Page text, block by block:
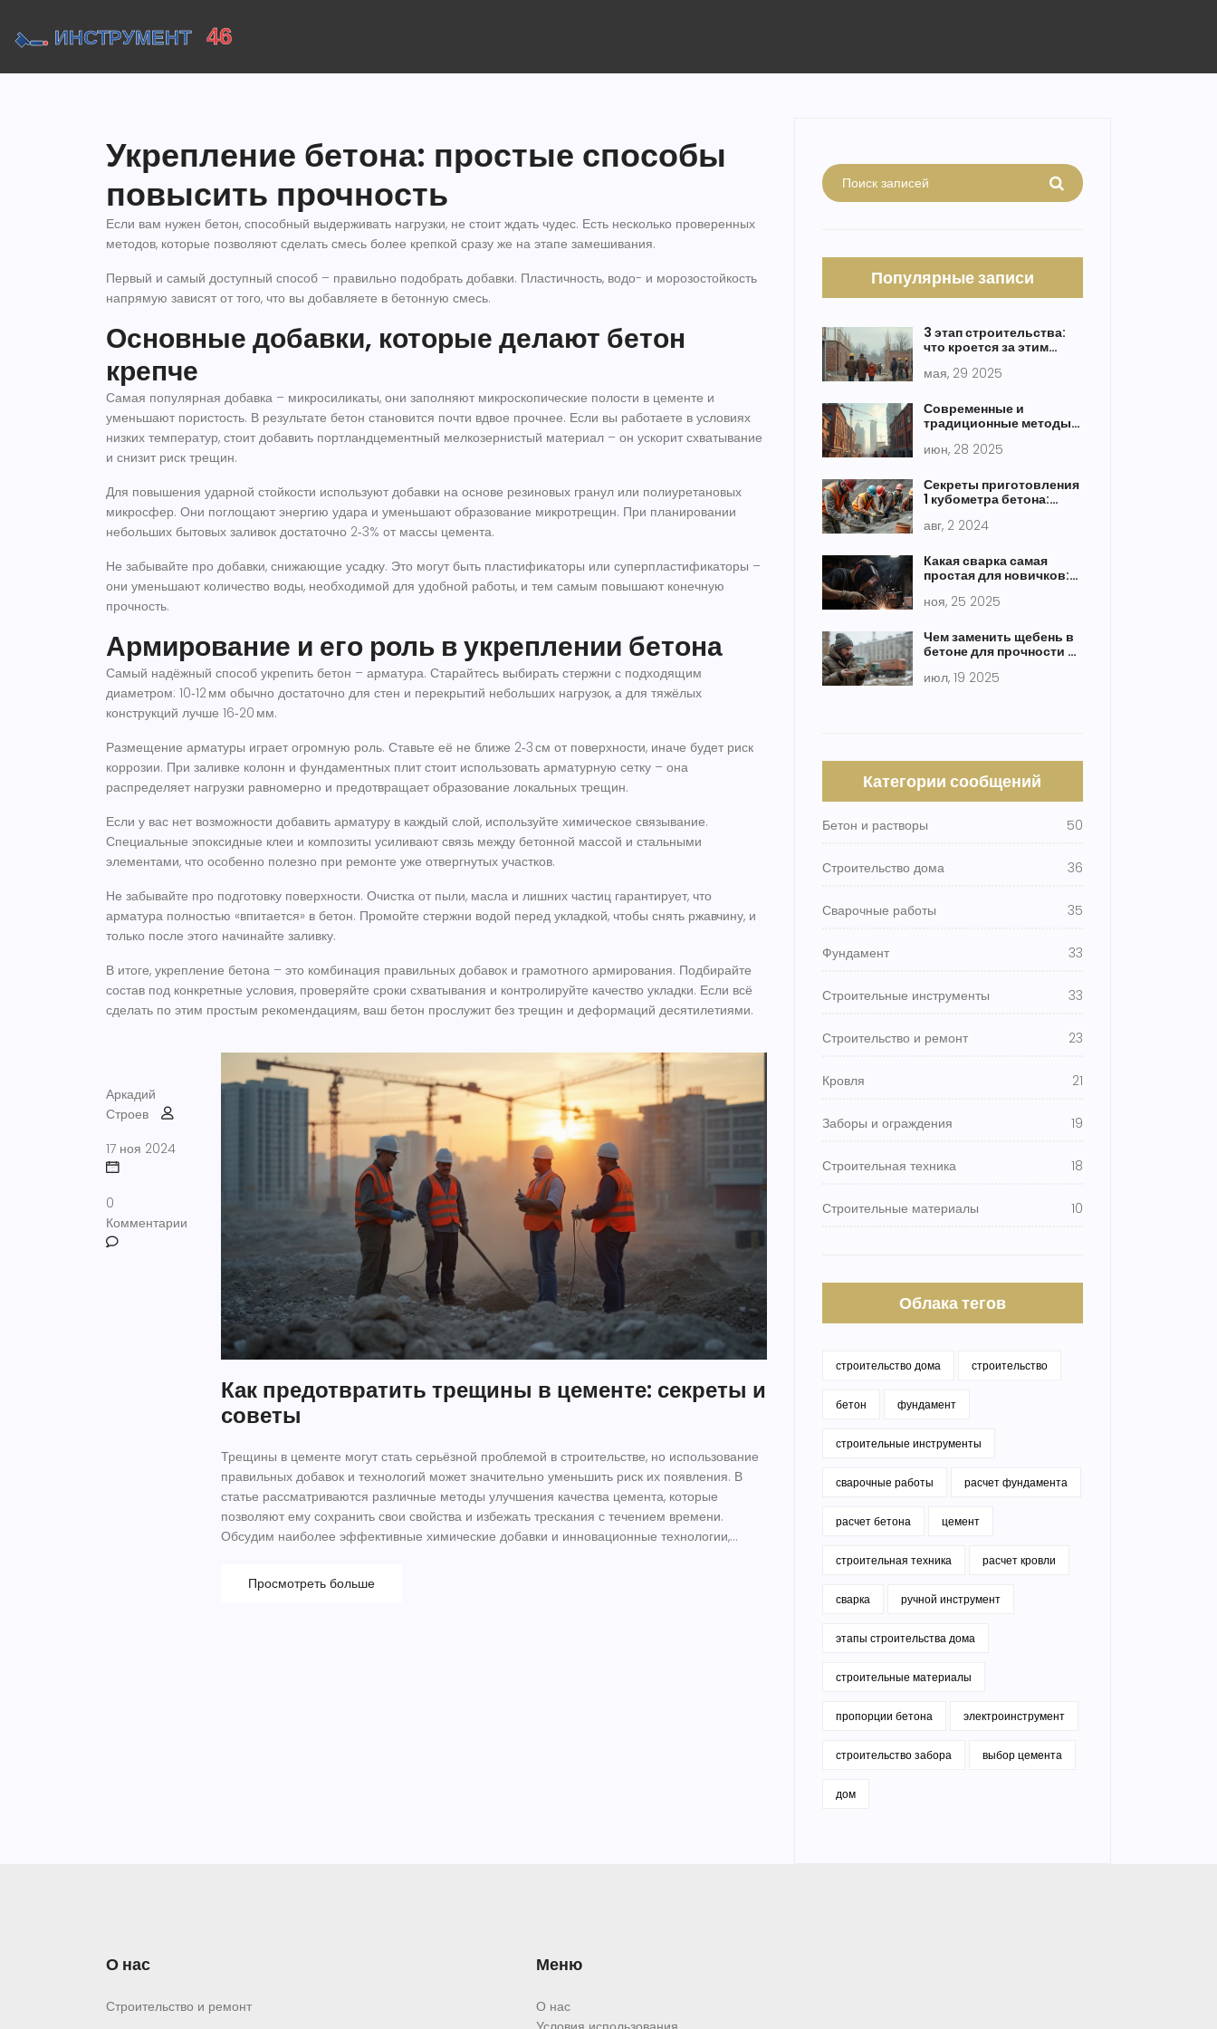
Укрепление бетона: простые способы
повысить прочность
Если вам нужен бетон, способный выдерживать нагрузки, не стоит ждать чудес. Есть несколько проверенных
методов, которые позволяют сделать смесь более крепкой сразу же на этапе замешивания.
Первый и самый доступный способ – правильно подобрать добавки. Пластичность, водо- и морозостойкость
напрямую зависят от того, что вы добавляете в бетонную смесь.
Основные добавки, которые делают бетон
крепче
Самая популярная добавка – микросиликаты, они заполняют микроскопические полости в цементе и
уменьшают пористость. В результате бетон становится почти вдвое прочнее. Если вы работаете в условиях
низких температур, стоит добавить портландцементный мелкозернистый материал – он ускорит схватывание
и снизит риск трещин.
Для повышения ударной стойкости используют добавки на основе резиновых гранул или полиуретановых
микросфер. Они поглощают энергию удара и уменьшают образование микротрещин. При планировании
небольших бытовых заливок достаточно 2‑3% от массы цемента.
Не забывайте про добавки, снижающие усадку. Это могут быть пластификаторы или суперпластификаторы –
они уменьшают количество воды, необходимой для удобной работы, и тем самым повышают конечную
прочность.
Армирование и его роль в укреплении бетона
Самый надёжный способ укрепить бетон – арматура. Старайтесь выбирать стержни с подходящим
диаметром: 10‑12 мм обычно достаточно для стен и перекрытий небольших нагрузок, а для тяжёлых
конструкций лучше 16‑20 мм.
Размещение арматуры играет огромную роль. Ставьте её не ближе 2‑3 см от поверхности, иначе будет риск
коррозии. При заливке колонн и фундаментных плит стоит использовать арматурную сетку – она
распределяет нагрузки равномерно и предотвращает образование локальных трещин.
Если у вас нет возможности добавить арматуру в каждый слой, используйте химическое связывание.
Специальные эпоксидные клеи и композиты усиливают связь между бетонной массой и стальными
элементами, что особенно полезно при ремонте уже отвергнутых участков.
Не забывайте про подготовку поверхности. Очистка от пыли, масла и лишних частиц гарантирует, что
арматура полностью «впитается» в бетон. Промойте стержни водой перед укладкой, чтобы снять ржавчину, и
только после этого начинайте заливку.
В итоге, укрепление бетона – это комбинация правильных добавок и грамотного армирования. Подбирайте
состав под конкретные условия, проверяйте сроки схватывания и контролируйте качество укладки. Если всё
сделать по этим простым рекомендациям, ваш бетон прослужит без трещин и деформаций десятилетиями.
Аркадий
Строев
17 ноя 2024
0
Комментарии
Как предотвратить трещины в цементе: секреты и
советы
Трещины в цементе могут стать серьёзной проблемой в строительстве, но использование
правильных добавок и технологий может значительно уменьшить риск их появления. В
статье рассматриваются различные методы улучшения качества цемента, которые
позволяют ему сохранить свои свойства и избежать трескания с течением времени.
Обсудим наиболее эффективные химические добавки и инновационные технологии,
по выбору подходящего цемента для различных климатических условий. Рассмотрим
важность контроля влажности и правильной сушки для повышения прочности бетона.
Просмотреть больше
Популярные записи
3 этап строительства:
что кроется за этим
мая, 29 2025
Современные и
традиционные методы
обзор с примерами
июн, 28 2025
Секреты приготовления
1 кубометра бетона:
советы
авг, 2 2024
Какая сварка самая
простая для новичков:
первого опыта
ноя, 25 2025
Чем заменить щебень в
бетоне для прочности и
решения
июл, 19 2025
Категории сообщений
Бетон и растворы 50
Строительство дома 36
Сварочные работы 35
Фундамент 33
Строительные инструменты 33
Строительство и ремонт 23
Кровля 21
Заборы и ограждения 19
Строительная техника 18
Строительные материалы 10
Облака тегов
строительство дома строительство
бетон фундамент
строительные инструменты
сварочные работы расчет фундамента
расчет бетона цемент
строительная техника расчет кровли
сварка ручной инструмент
этапы строительства дома
строительные материалы
пропорции бетона электроинструмент
строительство забора выбор цемента
дом
О нас
Строительство и ремонт
Меню
О нас